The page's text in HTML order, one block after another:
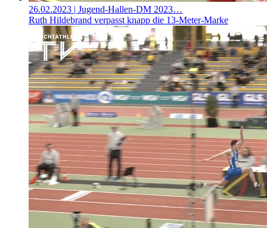
26.02.2023 | Jugend-Hallen-DM 2023…
Ruth Hildebrand verpasst knapp die 13-Meter-Marke